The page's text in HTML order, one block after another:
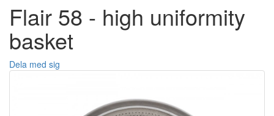
Flair 58 - high uniformity
basket
Dela med sig